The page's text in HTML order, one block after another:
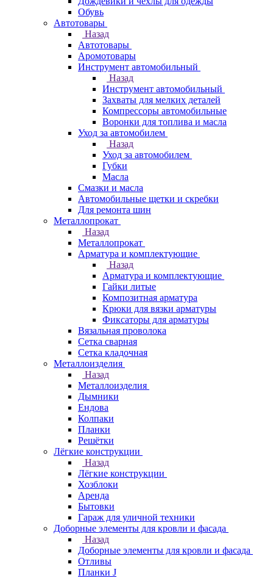
Обувь
Автотовары
Назад
Автотовары
Аромотовары
Инструмент автомобильный
Назад
Инструмент автомобильный
Захваты для мелких деталей
Компрессоры автомобильные
Воронки для топлива и масла
Уход за автомобилем
Назад
Уход за автомобилем
Губки
Масла
Смазки и масла
Автомобильные щетки и скребки
Для ремонта шин
Металлопрокат
Назад
Металлопрокат
Арматура и комплектующие
Назад
Арматура и комплектующие
Гайки литые
Композитная арматура
Крюки для вязки арматуры
Фиксаторы для арматуры
Вязальная проволока
Сетка сварная
Сетка кладочная
Металлоизделия
Назад
Металлоизделия
Дымники
Ендова
Колпаки
Планки
Решётки
Лёгкие конструкции
Назад
Лёгкие конструкции
Хозблоки
Аренда
Бытовки
Гараж для уличной техники
Доборные элементы для кровли и фасада
Назад
Доборные элементы для кровли и фасада
Отливы
Планки J